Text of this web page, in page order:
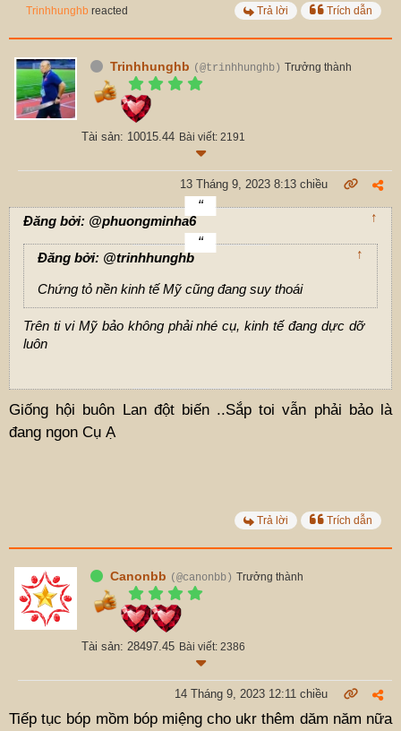
Trinhhunghb reacted Trả lời Trích dẫn
Trinhhunghb (@trinhhunghb) Trưởng thành
Tài sản: 10015.44 Bài viết: 2191
13 Tháng 9, 2023 8:13 chiều
Đăng bởi: @phuongminha6 ↑
Đăng bởi: @trinhhunghb ↑
Chứng tỏ nền kinh tế Mỹ cũng đang suy thoái
Trên ti vi Mỹ bảo không phải nhé cụ, kinh tế đang dực dỡ
luôn
Giống hội buôn Lan đột biến ..Sắp toi vẫn phải bảo là
đang ngon Cụ Ạ
Trả lời Trích dẫn
Canonbb (@canonbb) Trưởng thành
Tài sản: 28497.45 Bài viết: 2386
14 Tháng 9, 2023 12:11 chiều
Tiếp tục bóp mồm bóp miệng cho ukr thêm dăm năm nữa